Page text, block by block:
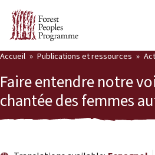
Notre travail
Voix des communautés
Partenaires et Pays
Accueil Publications et ressources
Faire entendre notre
chantée des femmes